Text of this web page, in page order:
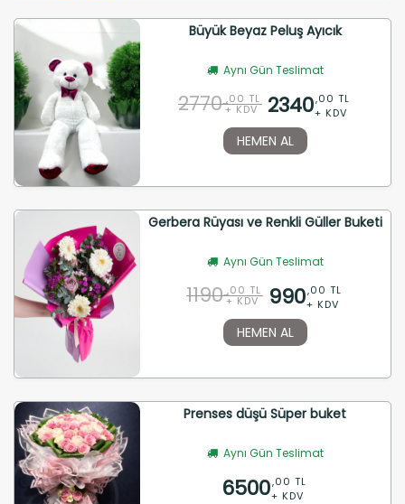
Büyük Beyaz Peluş Ayıcık
Aynı Gün Teslimat
2770 ,00 TL
+ KDV 2340,00 TL
+ KDV
HEMEN AL
Gerbera Rüyası ve Renkli Güller Buketi
Aynı Gün Teslimat
1190 ,00 TL
+ KDV 990,00 TL
+ KDV
HEMEN AL
Prenses düşü Süper buket
Aynı Gün Teslimat
6500,00 TL
+ KDV